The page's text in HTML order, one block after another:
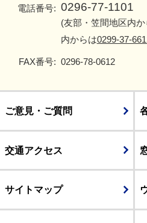
電話番号: 0296-77-1101
(友部・笠間地区内か
内からは0299-37-
FAX番号: 0296-78-0612
ご意見・ご質問
交通アクセス
サイトマップ